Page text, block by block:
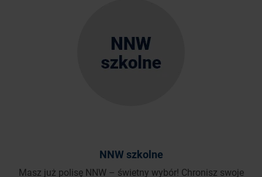
NNW szkolne
Masz już polisę NNW – świetny wybór! Chronisz swoje